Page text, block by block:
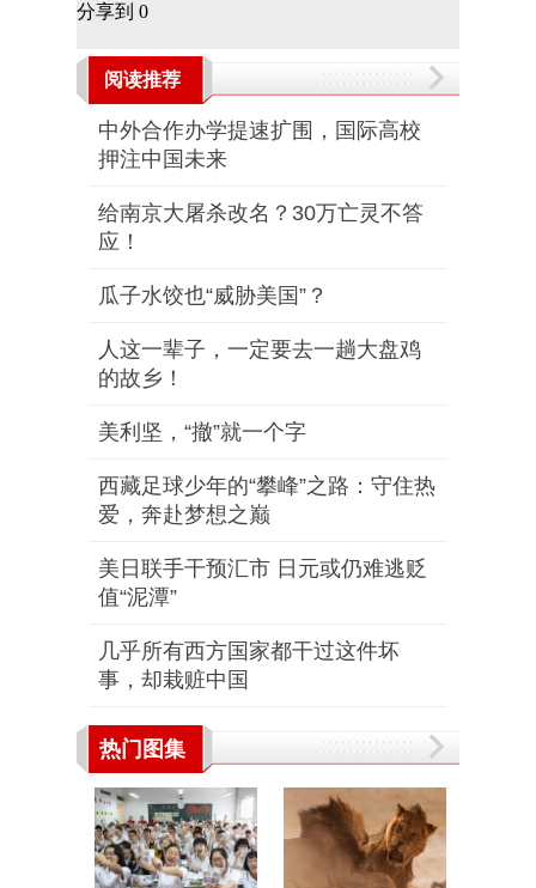
分享到 0
阅读推荐
中外合作办学提速扩围，国际高校
押注中国未来
给南京大屠杀改名？30万亡灵不答
应！
瓜子水饺也“威胁美国”？
人这一辈子，一定要去一趟大盘鸡
的故乡！
美利坚，“撤”就一个字
西藏足球少年的“攀峰”之路：守住热
爱，奔赴梦想之巅
美日联手干预汇市 日元或仍难逃贬
值“泥潭”
几乎所有西方国家都干过这件坏
事，却栽赃中国
热门图集